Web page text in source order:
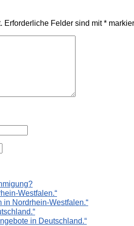
Erforderliche Felder sind mit*
Westfalen.“
in Nordrhein-Westfalen.“
in Deutschland.“